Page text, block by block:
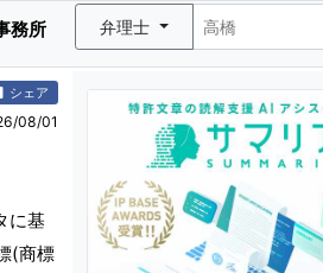
務所 弁理士
シェア
08/01
に基
(商標